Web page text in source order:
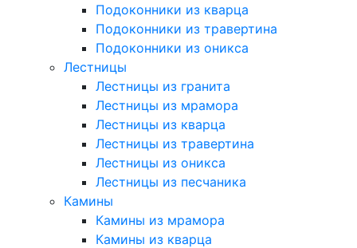
Подоконники из кварца
Подоконники из травертина
Подоконники из оникса
Лестницы
Лестницы из гранита
Лестницы из мрамора
Лестницы из кварца
Лестницы из травертина
Лестницы из оникса
Лестницы из песчаника
Камины
Камины из мрамора
Камины из кварца